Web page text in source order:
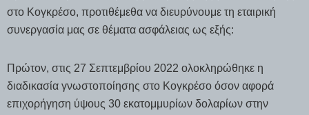
στο Κογκρέσο, προτιθέμεθα να διευρύνουμε τη εταιρική
συνεργασία μας σε θέματα ασφάλειας ως εξής:
Πρώτον, στις 27 Σεπτεμβρίου 2022 ολοκληρώθηκε η
διαδικασία γνωστοποίησης στο Κογκρέσο όσον αφορά
επιχορήγηση ύψους 30 εκατομμυρίων δολαρίων στην